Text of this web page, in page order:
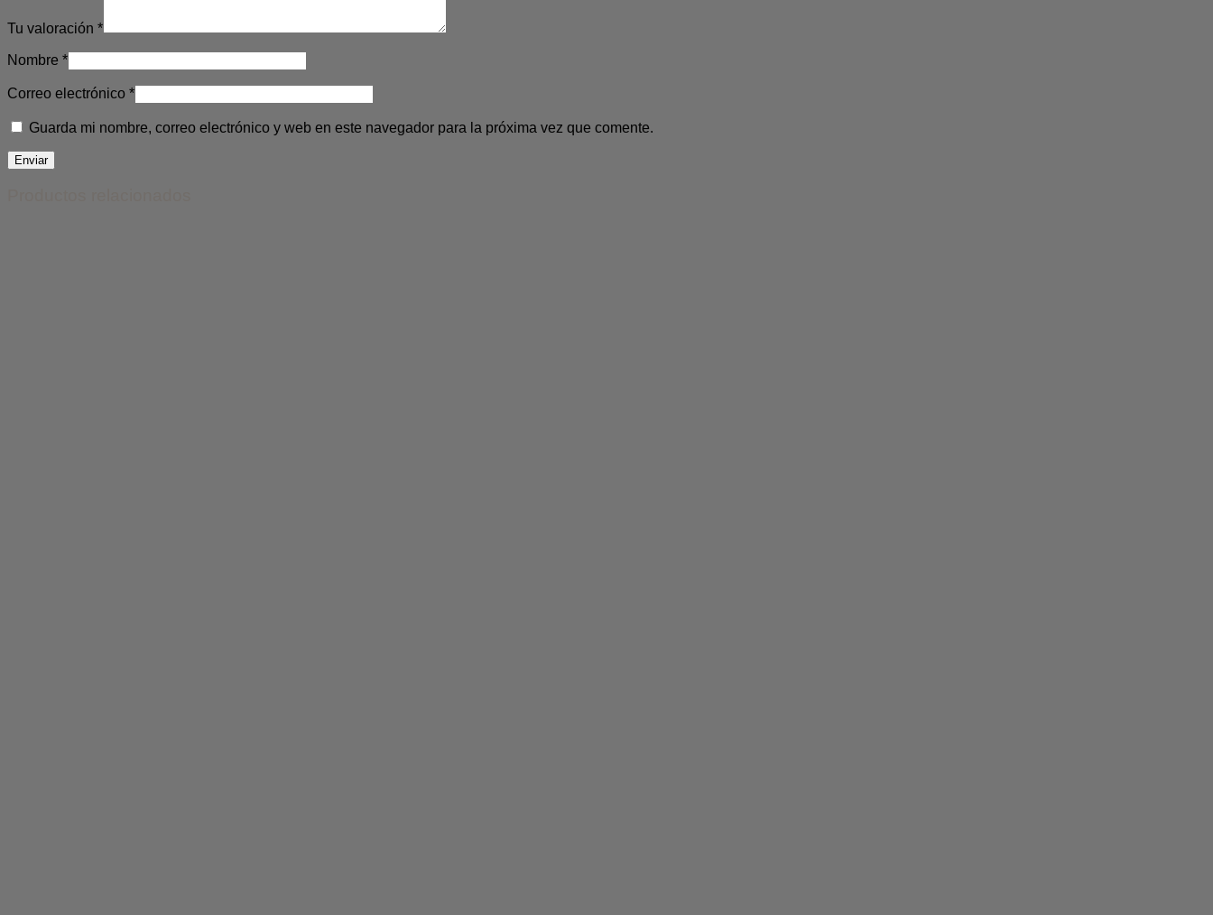
Tu valoración *
Nombre *
Correo electrónico *
Guarda mi nombre, correo electrónico y web en este navegador para la próxima vez que comente.